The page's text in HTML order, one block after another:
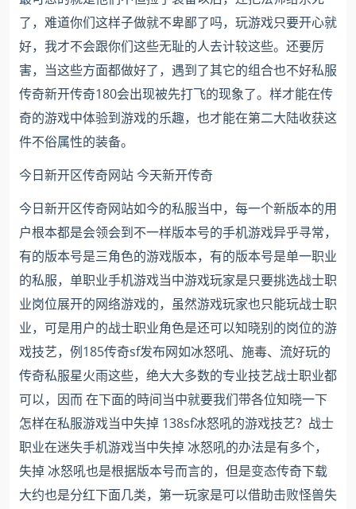
了，难道你们这样子做就不卑鄙了吗，玩游戏只要开心就
好，我才不会跟你们这些无耻的人去计较这些。还要厉
害，当这些方面都做好了，遇到了其它的组合也不好私服
传奇新开传奇180会出现被先打飞的现象了。样才能在传
奇的游戏中体验到游戏的乐趣，也才能在第二大陆收获这
件不俗属性的装备。
今日新开区传奇网站 今天新开传奇
今日新开区传奇网站如今的私服当中，每一个新版本的用
户根本都是会领会到不一样版本号的手机游戏异乎寻常，
有的版本号是三角色的游戏版本，有的版本号是单一职业
的私服，单职业手机游戏当中游戏玩家是只要挑选战士职
业岗位展开的网络游戏的，虽然游戏玩家也只能玩战士职
业，可是用户的战士职业角色是还可以知晓别的岗位的游
戏技艺，例185传奇sf发布网如冰怒吼、施毒、流好玩的
传奇私服星火雨这些，绝大大多数的专业技艺战士职业都
可以，因而 在下面的時间当中就要我们带各位知晓一下
怎样在私服游戏当中失掉 138sf冰怒吼的游戏技艺？战士
职业在迷失手机游戏当中失掉 冰怒吼的办法是有多个，
失掉 冰怒吼也是根据版本号而言的，但是变态传奇下载
大约也是分红下面几类，第一玩家是可以借助击败怪兽失